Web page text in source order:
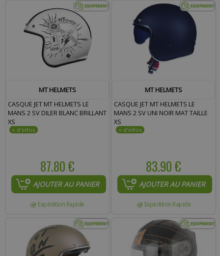
MT HELMETS
CASQUE JET MT HELMETS LE
MANS 2 SV DILER BLANC BRILLANT
XS
87.80 €
AJOUTER AU PANIER
Expédition Rapide
MT HELMETS
CASQUE JET MT HELMETS LE
MANS 2 SV UNI NOIR MAT TAILLE
XS
83.90 €
AJOUTER AU PANIER
Expédition Rapide